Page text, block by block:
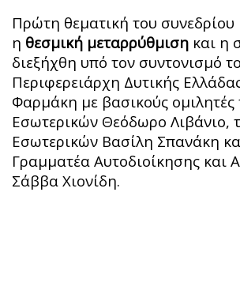
Πρώτη θεματική του συνεδρίου
η θεσμική μεταρρύθμιση και η
διεξήχθη υπό τον συντονισμό
Περιφερειάρχη Δυτικής
Φαρμάκη με βασικούς ομιλητές
Εσωτερικών Θεόδωρο Λιβάνιο,
Εσωτερικών Βασίλη Σπανάκη
Γραμματέα Αυτοδιοίκησης και
Σάββα Χιονίδη.